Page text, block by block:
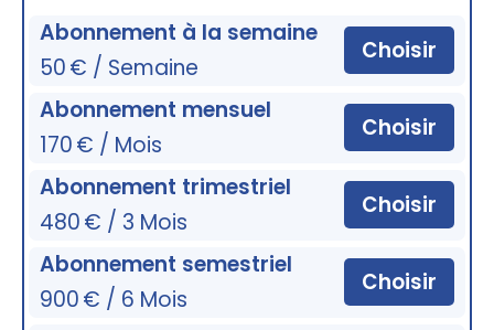
Abonnement à la semaine
50 € / Semaine
Choisir
Abonnement mensuel
170 € / Mois
Choisir
Abonnement trimestriel
480 € / 3 Mois
Choisir
Abonnement semestriel
900 € / 6 Mois
Choisir